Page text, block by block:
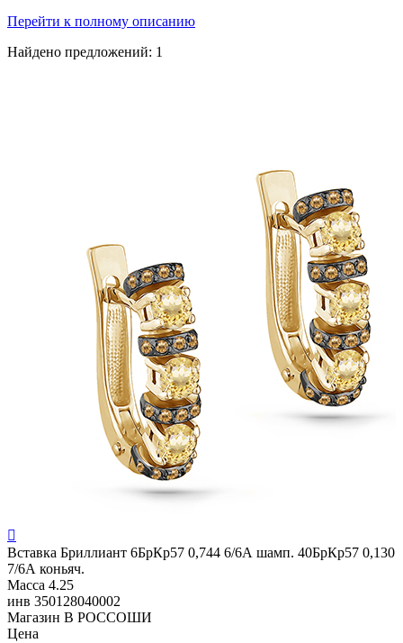
Перейти к полному описанию
Найдено предложений: 1

Вставка Бриллиант 6БрКр57 0,744 6/6А шамп. 40БрКр57 0,130
7/6А коньяч.
Масса 4.25
инв 350128040002
Магазин В РОССОШИ
Цена